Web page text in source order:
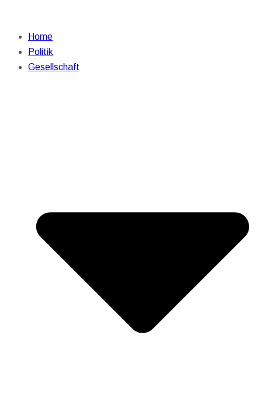
Home
Politik
Gesellschaft